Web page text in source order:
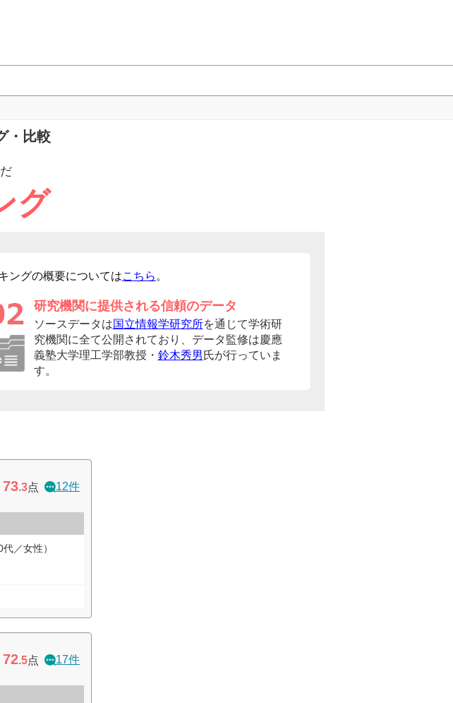
・比較
グ
ングの概要についてはこちら 。
研究機関に提供される信頼のデータ
ソースデータは国立情報学研究所を通じて学術研
究機関に全て公開されており、データ監修は慶應
義塾大学理工学部教授・ 鈴木秀男 氏が行っていま
す。
73.3点 12件
／女性）
72.5点 17件